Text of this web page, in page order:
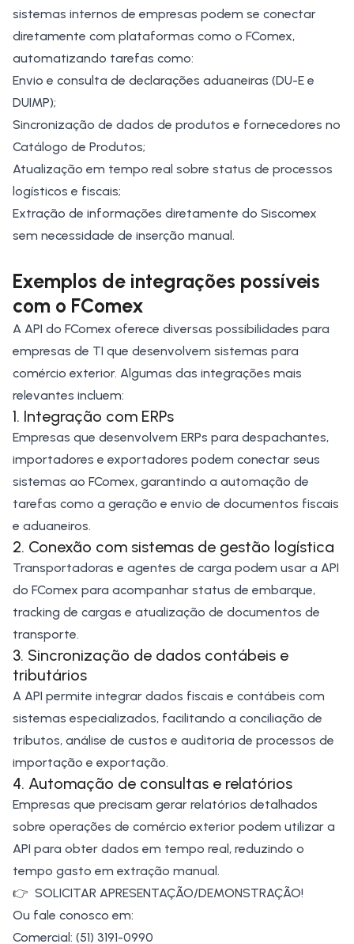
sistemas internos de empresas podem se conectar
diretamente com plataformas como o FComex,
automatizando tarefas como:
Envio e consulta de declarações aduaneiras (DU-E e
DUIMP);
Sincronização de dados de produtos e fornecedores no
Catálogo de Produtos;
Atualização em tempo real sobre status de processos
logísticos e fiscais;
Extração de informações diretamente do Siscomex
sem necessidade de inserção manual.
Exemplos de integrações possíveis
com o FComex
A API do FComex oferece diversas possibilidades para
empresas de TI que desenvolvem sistemas para
comércio exterior. Algumas das integrações mais
relevantes incluem:
1. Integração com ERPs
Empresas que desenvolvem ERPs para despachantes,
importadores e exportadores podem conectar seus
sistemas ao FComex, garantindo a automação de
tarefas como a geração e envio de documentos fiscais
e aduaneiros.
2. Conexão com sistemas de gestão logística
Transportadoras e agentes de carga podem usar a API
do FComex para acompanhar status de embarque,
tracking de cargas e atualização de documentos de
transporte.
3. Sincronização de dados contábeis e
tributários
A API permite integrar dados fiscais e contábeis com
sistemas especializados, facilitando a conciliação de
tributos, análise de custos e auditoria de processos de
importação e exportação.
4. Automação de consultas e relatórios
Empresas que precisam gerar relatórios detalhados
sobre operações de comércio exterior podem utilizar a
API para obter dados em tempo real, reduzindo o
tempo gasto em extração manual.
👉 SOLICITAR APRESENTAÇÃO/DEMONSTRAÇÃO!
Ou fale conosco em:
Comercial: (51) 3191-0990